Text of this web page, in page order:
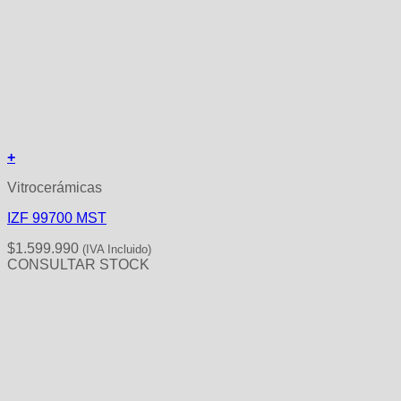
+
Vitrocerámicas
IZF 99700 MST
$1.599.990 (IVA Incluido)
CONSULTAR STOCK